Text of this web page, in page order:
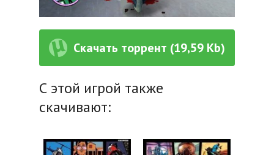
Скачать торрент (19,59 Kb)
С этой игрой также
скачивают: